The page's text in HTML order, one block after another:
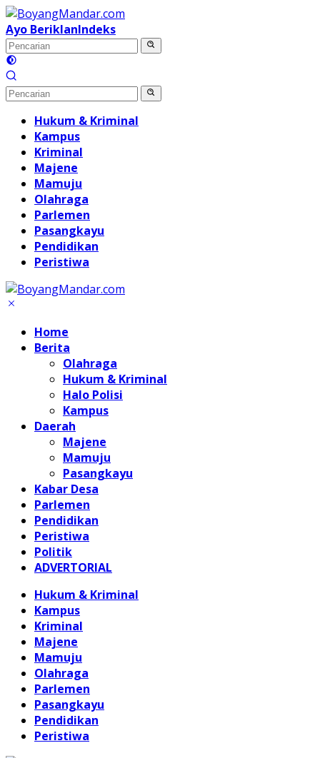
Langsung
ke
konten
Ayo BeriklanIndeks
Hukum & Kriminal
Kampus
Kriminal
Majene
Mamuju
Olahraga
Parlemen
Pasangkayu
Pendidikan
Peristiwa
Home
Berita
Olahraga
Hukum & Kriminal
Halo Polisi
Kampus
Daerah
Majene
Mamuju
Pasangkayu
Kabar Desa
Parlemen
Pendidikan
Peristiwa
Politik
ADVERTORIAL
Hukum & Kriminal
Kampus
Kriminal
Majene
Mamuju
Olahraga
Parlemen
Pasangkayu
Pendidikan
Peristiwa